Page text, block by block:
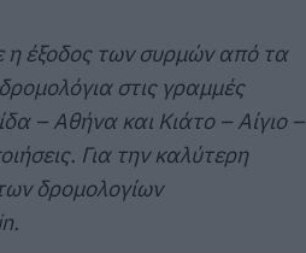
η έξοδος των συρμών από τα
στις γραμμές
– Αθήνα και Κιάτο – Αίγιο –
Για την καλύτερη
δρομολογίων